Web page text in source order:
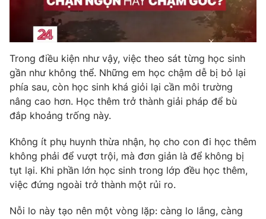
Trong điều kiện như vậy, việc theo sát từng học sinh
gần như không thể. Những em học chậm dễ bị bỏ lại
phía sau, còn học sinh khá giỏi lại cần môi trường
nâng cao hơn. Học thêm trở thành giải pháp để bù
đắp khoảng trống này.
Không ít phụ huynh thừa nhận, họ cho con đi học thêm
không phải để vượt trội, mà đơn giản là để không bị
tụt lại. Khi phần lớn học sinh trong lớp đều học thêm,
việc đứng ngoài trở thành một rủi ro.
Nỗi lo này tạo nên một vòng lặp: càng lo lắng, càng